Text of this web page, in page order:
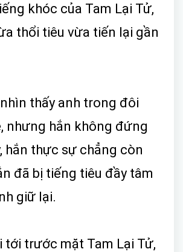
khóc của Tam Lại Tử,
thổi tiêu vừa tiến lại gần
thấy anh trong đôi
nhưng hắn không đứng
hắn thực sự chẳng còn
đã bị tiếng tiêu đầy tâm
giữ lại.
tới trước mặt Tam Lại Tử,